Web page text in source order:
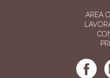
AREA